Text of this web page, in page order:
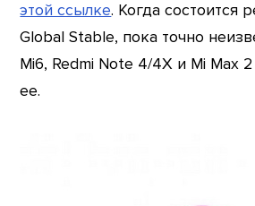
этой ссылке. Когда состоится
Global Stable, пока точно
Mi6, Redmi Note 4/4X и Mi Max
ее.